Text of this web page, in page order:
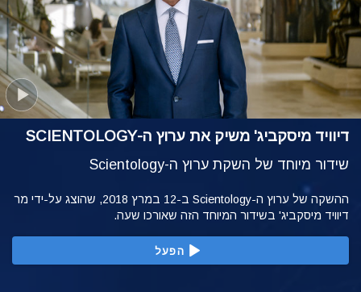
דיוויד מיסקביג' משיק את ערוץ ה-SCIENTOLOGY
שידור מיוחד של השקת ערוץ ה-Scientology
ההשקה של ערוץ ה-Scientology ב-12 במרץ 2018, שהוצג על-ידי מר
דיוויד מיסקביג' בשידור המיוחד הזה שאורכו שעה.
הפעל